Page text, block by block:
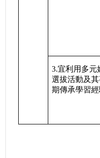
3.宜利用多元
選拔活動及
期傳承學習